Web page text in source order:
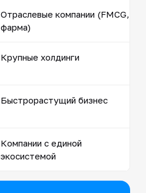
Отраслевые компании (FMCG,
фарма)
Крупные холдинги
Быстрорастущий бизнес
Компании с единой
экосистемой